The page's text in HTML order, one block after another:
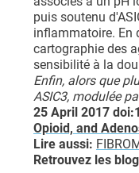
puis soutenu
inflammatoire. En
cartographie des
sensibilité à la
Enfin, alors que
ASIC3, modulée
25 April 2017
Opioid, and
Lire aussi:
Retrouvez les